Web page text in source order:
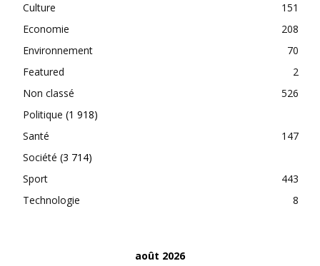
Culture
151
Economie
208
Environnement
70
Featured
2
Non classé
526
Politique (1 918)
Santé
147
Société (3 714)
Sport
443
Technologie
8
août 2026